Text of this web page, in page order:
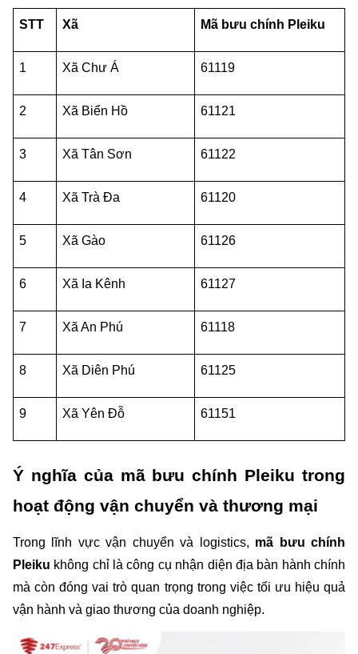
STT Xã Mã bưu chính Pleiku
1 Xã Chư Á 61119
2 Xã Biển Hồ 61121
3 Xã Tân Sơn 61122
4 Xã Trà Đa 61120
5 Xã Gào 61126
6 Xã Ia Kênh 61127
7 Xã An Phú 61118
8 Xã Diên Phú 61125
9 Xã Yên Đỗ 61151
Ý nghĩa của mã bưu chính Pleiku trong
hoạt động vận chuyển và thương mại
Trong lĩnh vực vận chuyển và logistics, mã bưu chính
Pleiku không chỉ là công cụ nhận diện địa bàn hành chính
mà còn đóng vai trò quan trọng trong việc tối ưu hiệu quả
vận hành và giao thương của doanh nghiệp.